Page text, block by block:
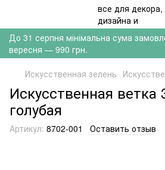
До 31 серпня мінімальна сума
вересня — 990 грн.
Искусственная зелень
Искусственная ветка
голубая
Артикул: 8702-001 Оставить отзыв